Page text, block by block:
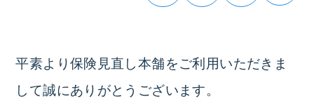
平素より保険見直し本舗をご利用いただきま
して誠にありがとうございます。